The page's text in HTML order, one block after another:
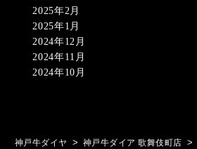
2025年2月
2025年1月
2024年12月
2024年11月
2024年10月
神戸牛ダイヤ > 神戸牛ダイア 歌舞伎町店 >